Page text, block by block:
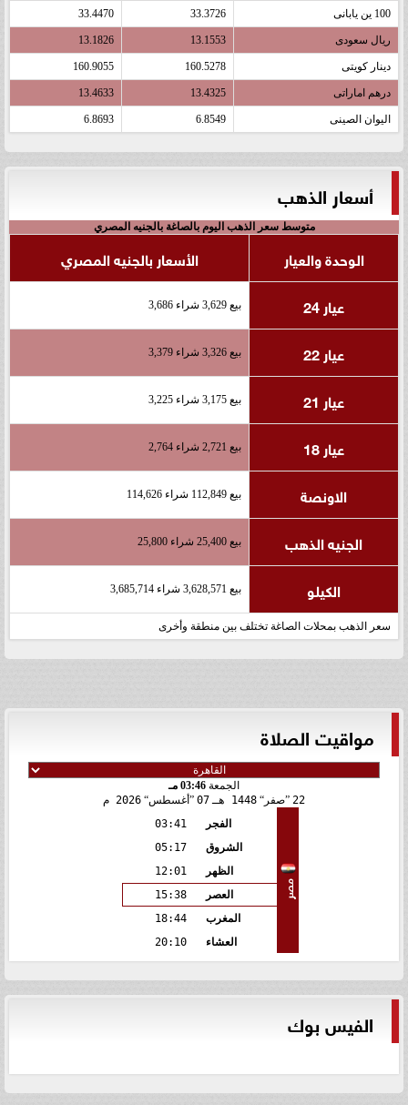
100 ين يابانى 33.3726
33.4470
ريال سعودى 13.1553
13.1826
دينار كويتى 160.5278
160.9055
درهم اماراتى 13.4325
13.4633
اليوان الصينى 6.8549
6.8693
أسعار الذهب
متوسط سعر الذهب اليوم بالصاغة بالجنيه المصري
الوحدة والعيار
الأسعار بالجنيه المصري
عيار 24
بيع 3,629 شراء 3,686
عيار 22 بيع 3,326 شراء 3,379
عيار 21 بيع 3,175 شراء 3,225
عيار 18 بيع 2,721 شراء 2,764
الاونصة بيع 112,849 شراء 114,626
الجنيه الذهب بيع 25,400 شراء 25,800
الكيلو بيع 3,628,571 شراء 3,685,714
سعر الذهب بمحلات الصاغة تختلف بين منطقة وأخرى
مواقيت الصلاة
الجمعة 03:46 مـ
22
صفر 1448 هـ 07 أغسطس 2026 م
مصر
الفجر
03:41
الشروق
05:17
الظهر
12:01
العصر
15:38
المغرب
18:44
العشاء
20:10
الفيس بوك